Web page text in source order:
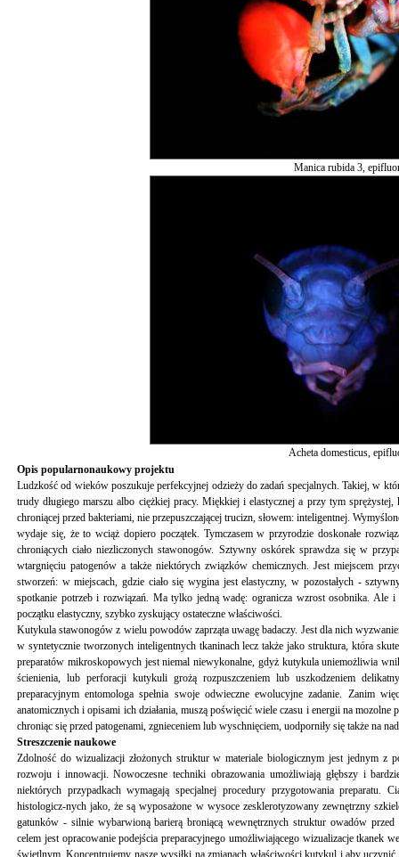
Manica rubida 3,
Acheta domesticus,
Opis popularnonaukowy projektu
Ludzkość od wieków poszukuje perfekcyjnej odzieży do zadań specjalnych. Takiej, w
trudy długiego marszu albo ciężkiej pracy. Miękkiej i elastycznej a przy tym
chroniącej przed bakteriami, nie przepuszczającej trucizn, słowem: inteligentnej.
wydaje się, że to wciąż dopiero początek. Tymczasem w przyrodzie doskonałe
chroniących ciało niezliczonych stawonogów. Sztywny oskórek sprawdza się w
wtargnięciu patogenów a także niektórych związków chemicznych. Jest miejscem
stworzeń: w miejscach, gdzie ciało się wygina jest elastyczny, w pozostałych -
spotkanie potrzeb i rozwiązań. Ma tylko jedną wadę: ogranicza wzrost osobnika.
początku elastyczny, szybko zyskujący ostateczne właściwości.
Kutykula stawonogów z wielu powodów zaprząta uwagę badaczy. Jest dla nich
w syntetycznie tworzonych inteligentnych tkaninach lecz także jako struktura, która
preparatów mikroskopowych jest niemal niewykonalne, gdyż kutykula uniemożliwia
ścienienia, lub perforacji kutykuli grożą rozpuszczeniem lub uszkodzeniem
preparacyjnym entomologa spełnia swoje odwieczne ewolucyjne zadanie. Zanim
anatomicznych i opisami ich działania, muszą poświęcić wiele czasu i energii na
chroniąc się przed patogenami, zgnieceniem lub wyschnięciem, uodporniły się także na
Streszczenie naukowe
Zdolność do wizualizacji złożonych struktur w materiale biologicznym jest jednym z
rozwoju i innowacji. Nowoczesne techniki obrazowania umożliwiają głębszy i
niektórych przypadkach wymagają specjalnej procedury przygotowania preparatu.
histologicz-nych jako, że są wyposażone w wysoce zesklerotyzowany zewnętrzny
gatunków - silnie wybarwioną barierą broniącą wewnętrznych struktur owadów
celem jest opracowanie podejścia preparacyjnego umożliwiającego wizualizacje tkanek
świetlnym. Koncentrujemy nasze wysiłki na zmianach właściwości kutykul i aby